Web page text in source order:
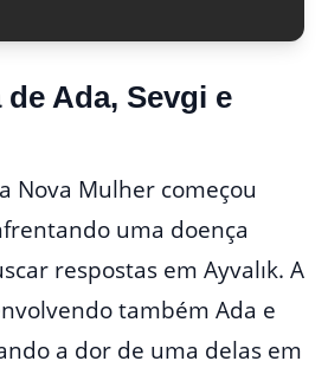
Ada, Sevgi e
Nova Mulher começou
uma doença
respostas em Ayvalık. A
também Ada e
a dor de uma delas em